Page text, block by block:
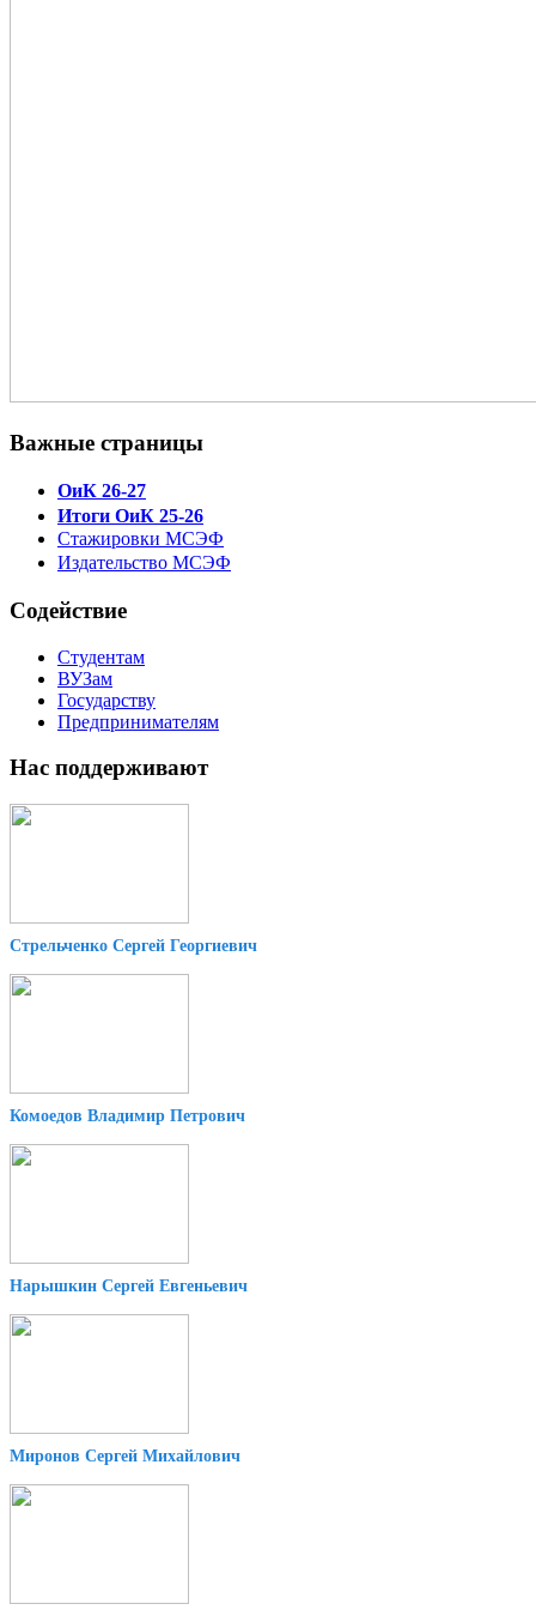
Важные страницы
ОиК 26-27
Итоги ОиК 25-26
Стажировки МСЭФ
Издательство МСЭФ
Содействие
Студентам
ВУЗам
Государству
Предпринимателям
Нас поддерживают
Стрельченко Сергей Георгиевич
Комоедов Владимир Петрович
Нарышкин Сергей Евгеньевич
Миронов Сергей Михайлович